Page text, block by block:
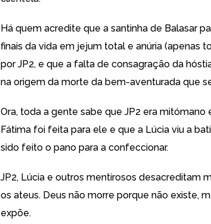
Há quem acredite que a santinha de Balasar
finais da vida em jejum total e anúria (apenas
por JP2, e que a falta de consagração da
na origem da morte da bem-aventurada que
Ora, toda a gente sabe que JP2 era mitómano
Fátima foi feita para ele e que a Lúcia viu a
sido feito o pano para a confeccionar.
JP2, Lúcia e outros mentirosos desacreditam
os ateus. Deus não morre porque não existe,
expõe.